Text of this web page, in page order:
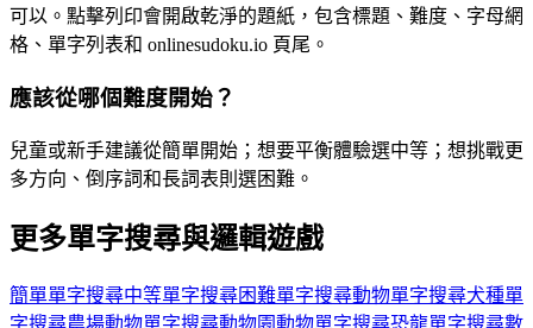
可以。點擊列印會開啟乾淨的題紙，包含標題、難度、字母網
格、單字列表和 onlinesudoku.io 頁尾。
應該從哪個難度開始？
兒童或新手建議從簡單開始；想要平衡體驗選中等；想挑戰更
多方向、倒序詞和長詞表則選困難。
更多單字搜尋與邏輯遊戲
簡單單字搜尋中等單字搜尋困難單字搜尋動物單字搜尋犬種單